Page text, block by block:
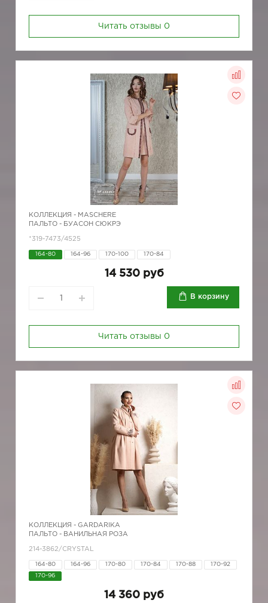
Читать отзывы 0
КОЛЛЕКЦИЯ - MASCHERE
ПАЛЬТО - БУАСОН СЮКРЭ
*319-7473/4525
164-80 164-96 170-100 170-84
14 530 руб
В корзину
Читать отзывы 0
КОЛЛЕКЦИЯ - GARDARIKA
ПАЛЬТО - ВАНИЛЬНАЯ РОЗА
214-3862/CRYSTAL
164-80 164-96 170-80 170-84 170-88 170-92
170-96
14 360 руб